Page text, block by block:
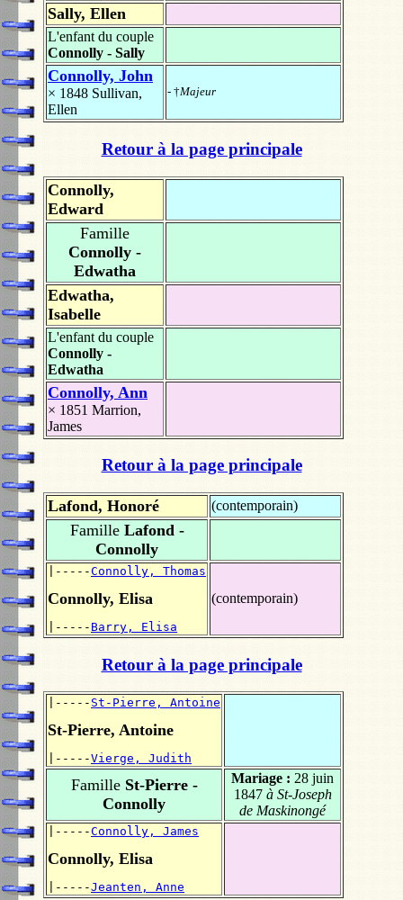
Sally, Ellen
L'enfant du couple
Connolly - Sally
Connolly, John
× 1848 Sullivan,
Ellen
- †Majeur
Retour à la page principale
Connolly,
Edward
Famille
Connolly -
Edwatha
Edwatha,
Isabelle
L'enfant du couple
Connolly -
Edwatha
Connolly, Ann
× 1851 Marrion,
James
Retour à la page principale
Lafond, Honoré (contemporain)
FamilleLafond -
Connolly
|-----Connolly, Thomas
Connolly, Elisa
|----- Barry, Elisa
(contemporain)
Retour à la page principale
|----- St-Pierre, Antoine
St-Pierre, Antoine
|-----Vierge, Judith
FamilleSt-Pierre -
Connolly
Mariage : 28 juin
1847à St-Joseph
de Maskinongé
|-----Connolly, James
Connolly, Elisa
|-----Jeanten, Anne